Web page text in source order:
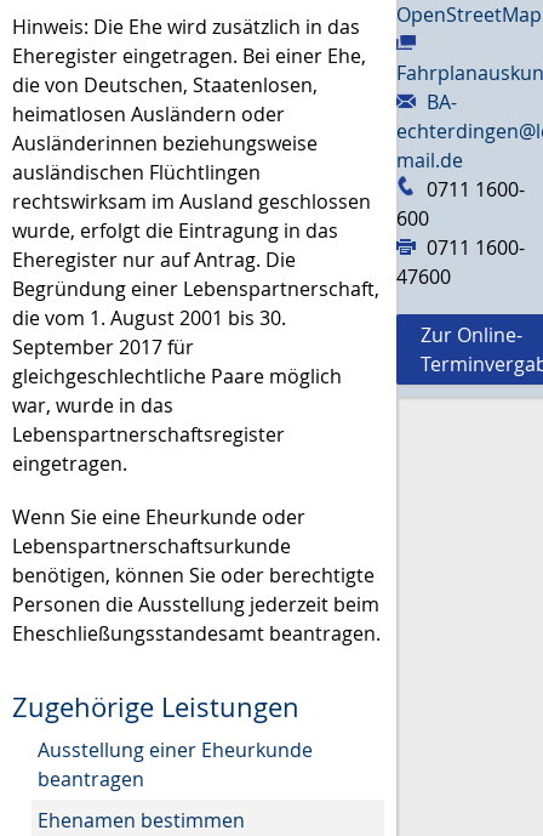
Hinweis: Die Ehe wird zusätzlich in das
Eheregister eingetragen. Bei einer Ehe,
die von Deutschen, Staatenlosen,
heimatlosen Ausländern oder
Ausländerinnen beziehungsweise
ausländischen Flüchtlingen
rechtswirksam im Ausland geschlossen
wurde, erfolgt die Eintragung in das
Eheregister nur auf Antrag. Die
Begründung einer Lebenspartnerschaft,
die vom 1. August 2001 bis 30.
September 2017 für
gleichgeschlechtliche Paare möglich
war, wurde in das
Lebenspartnerschaftsregister
eingetragen.
Wenn Sie eine Eheurkunde oder
Lebenspartnerschaftsurkunde
benötigen, können Sie oder berechtigte
Personen die Ausstellung jederzeit beim
Eheschließungsstandesamt beantragen.
Zugehörige Leistungen
Ausstellung einer Eheurkunde
beantragen
Ehenamen bestimmen
OpenStreetMap
BA-
mail.de
0711 1600-
600
0711 1600-
47600
Zur Online-